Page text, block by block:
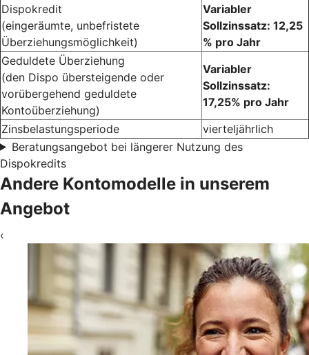
Dispokredit
(eingeräumte, unbefristete
Überziehungsmöglichkeit)
Variabler
Sollzinssatz: 12,25
% pro Jahr
Geduldete Überziehung
(den Dispo übersteigende oder
vorübergehend geduldete
Kontoüberziehung)
Variabler
Sollzinssatz:
17,25% pro Jahr
Zinsbelastungsperiode
vierteljährlich
Beratungsangebot bei längerer Nutzung des
Dispokredits
Andere Kontomodelle in unserem
Angebot
‹